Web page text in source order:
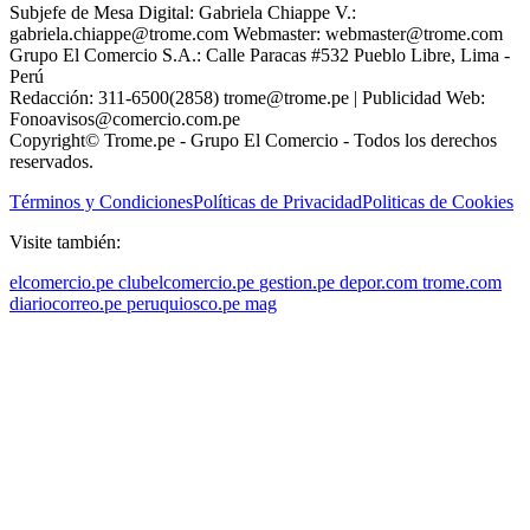
Subjefe de Mesa Digital: Gabriela Chiappe V.:
gabriela.chiappe@trome.com Webmaster: webmaster@trome.com
Grupo El Comercio S.A.: Calle Paracas #532 Pueblo Libre, Lima -
Perú
Redacción: 311-6500(2858) trome@trome.pe | Publicidad Web:
Fonoavisos@comercio.com.pe
Copyright© Trome.pe - Grupo El Comercio - Todos los derechos
reservados.
Términos y CondicionesPolíticas de PrivacidadPoliticas de Cookies
Visite también:
elcomercio.pe clubelcomercio.pe gestion.pe depor.com trome.com
diariocorreo.pe peruquiosco.pe mag